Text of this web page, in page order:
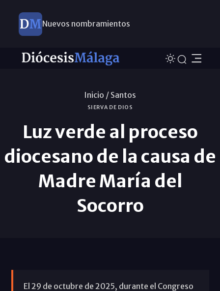
Nuevos nombramientos
Inicio / Santos
SIERVA DE DIOS
Luz verde al proceso
diocesano de la causa de
Madre María del
Socorro
El 29 de octubre de 2025, durante el Congreso